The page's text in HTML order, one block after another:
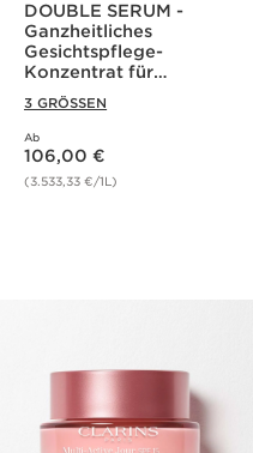
DOUBLE SERUM -
Ganzheitliches
Gesichtspflege-
Konzentrat für
jugendliche Haut
3 GRÖSSEN
Ab
Aktueller Preis 106,00 €
106,00 €
(3.533,33 €/1L)